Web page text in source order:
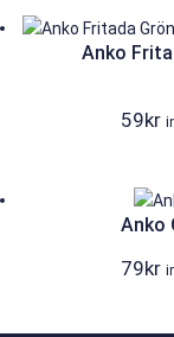
Anko
59kr
Anko
79kr